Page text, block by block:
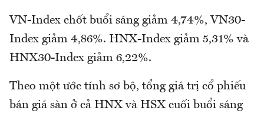
VN-Index chốt buổi sáng giảm 4,74%, VN30-
Index giảm 4,86%. HNX-Index giảm 5,31% và
HNX30-Index giảm 6,22%.
Theo một ước tính sơ bộ, tổng giá trị cổ phiếu
bán giá sàn ở cả HNX và HSX cuối buổi sáng